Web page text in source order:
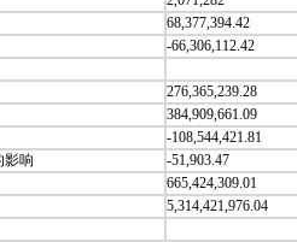
68,377,394.42
-66,306,112.42
276,365,239.28
384,909,661.09
-108,544,421.81
影响
-51,903.47
665,424,309.01
5,314,421,976.04